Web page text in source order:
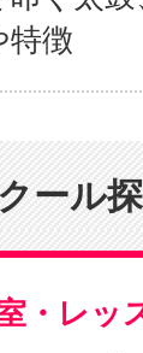
特徴
ール
・レッ